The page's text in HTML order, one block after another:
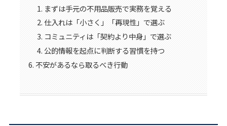
まずは手元の不用品販売で実務を覚える
仕入れは「小さく」「再現性」で選ぶ
コミュニティは「契約より中身」で選ぶ
公的情報を起点に判断する習慣を持つ
不安があるなら取るべき行動